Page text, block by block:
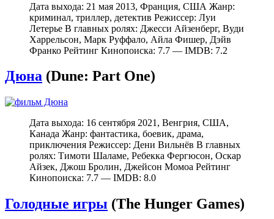
Дата выхода: 21 мая 2013, Франция, США Жанр:
криминал, триллер, детектив Режиссер: Луи
Летерье В главных ролях: Джесси Айзенберг, Вуди
Харрельсон, Марк Руффало, Айла Фишер, Дэйв
Франко Рейтинг Кинопоиска: 7.7 — IMDB: 7.2
Дюна (Dune: Part One)
Дата выхода: 16 сентября 2021, Венгрия, США,
Канада Жанр: фантастика, боевик, драма,
приключения Режиссер: Дени Вильнёв В главных
ролях: Тимоти Шаламе, Ребекка Фергюсон, Оскар
Айзек, Джош Бролин, Джейсон Момоа Рейтинг
Кинопоиска: 7.7 — IMDB: 8.0
Голодные игры (The Hunger Games)